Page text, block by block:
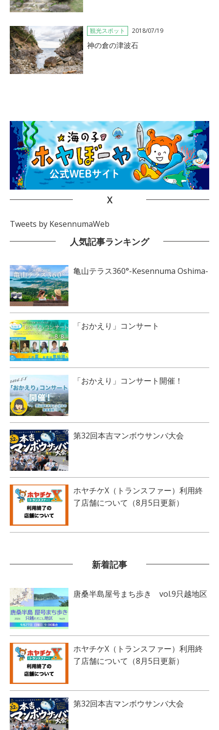
観光スポット 2018/07/19
神の倉の津波石
X
Tweets by KesennumaWeb
人気記事ランキング
亀山テラス360°-Kesennuma Oshima-
「おかえり」コンサート
「おかえり」コンサート開催！
第32回本吉マンボウサンバ大会
ホヤチケX（トランスファー）利用終
了店舗について（8月5日更新）
新着記事
唐桑半島屋号まち歩き vol.9只越地区
ホヤチケX（トランスファー）利用終
了店舗について（8月5日更新）
第32回本吉マンボウサンバ大会